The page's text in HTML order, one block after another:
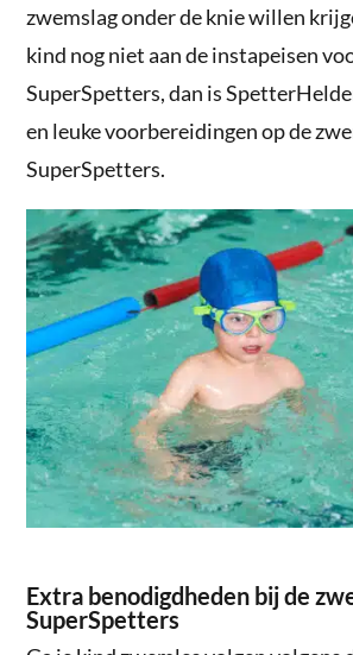
zwemslag onder de knie willen
kind nog niet aan de instapeisen
SuperSpetters, dan is
en leuke voorbereidingen op de
SuperSpetters.
Extra benodigdheden bij de
SuperSpetters